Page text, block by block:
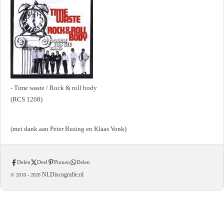
- Time waste / Rock & roll body
(RCS 1208)
(met dank aan Peter Busing en Klaas Vonk)
Delen Deel Pinnen Delen
© 2010 - 2026 NLDiscografie.nl